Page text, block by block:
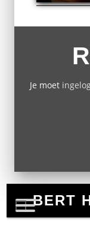
Je moet